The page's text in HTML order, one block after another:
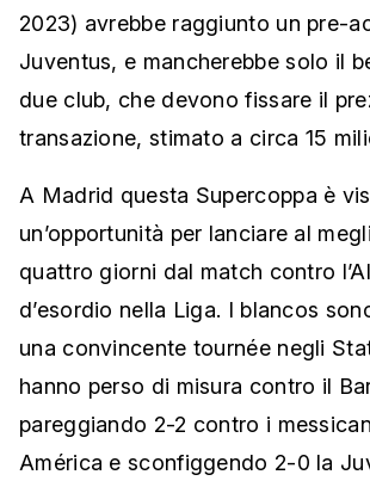
2023) avrebbe raggiunto un pre-
Juventus, e mancherebbe solo il
due club, che devono fissare il
transazione, stimato a circa 15
A Madrid questa Supercoppa è
un’opportunità per lanciare al
quattro giorni dal match contro
d’esordio nella Liga. I blancos
una convincente tournée negli
hanno perso di misura contro il
pareggiando 2-2 contro i
América e sconfiggendo 2-0 la